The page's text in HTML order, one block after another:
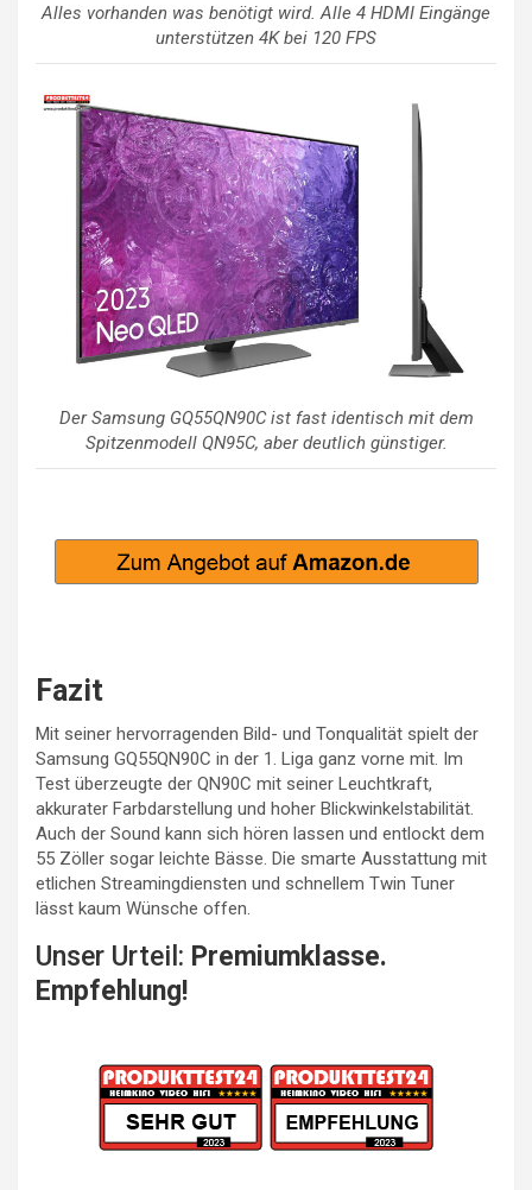
Alles vorhanden was benötigt wird. Alle 4 HDMI Eingänge
unterstützen 4K bei 120 FPS
Der Samsung GQ55QN90C ist fast identisch mit dem
Spitzenmodell QN95C, aber deutlich günstiger.
Fazit
Mit seiner hervorragenden Bild- und Tonqualität spielt der
Samsung GQ55QN90C in der 1. Liga ganz vorne mit. Im
Test überzeugte der QN90C mit seiner Leuchtkraft,
akkurater Farbdarstellung und hoher Blickwinkelstabilität.
Auch der Sound kann sich hören lassen und entlockt dem
55 Zöller sogar leichte Bässe. Die smarte Ausstattung mit
etlichen Streamingdiensten und schnellem Twin Tuner
lässt kaum Wünsche offen.
Unser Urteil: Premiumklasse.
Empfehlung!